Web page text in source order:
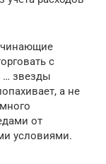
с
… звезды
а не
от
условиями.